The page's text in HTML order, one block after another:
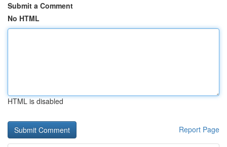
Submit a Comment
No HTML
HTML is disabled
Report Page